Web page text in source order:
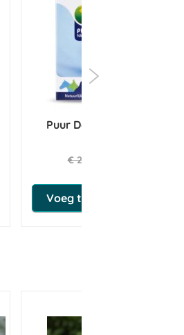
Puur Derma/Jeuk 50 ml
€ 23,20
Voeg toe aan winkeltas